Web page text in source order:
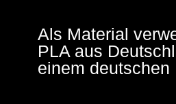
Als Material
PLA aus
einem deutschen